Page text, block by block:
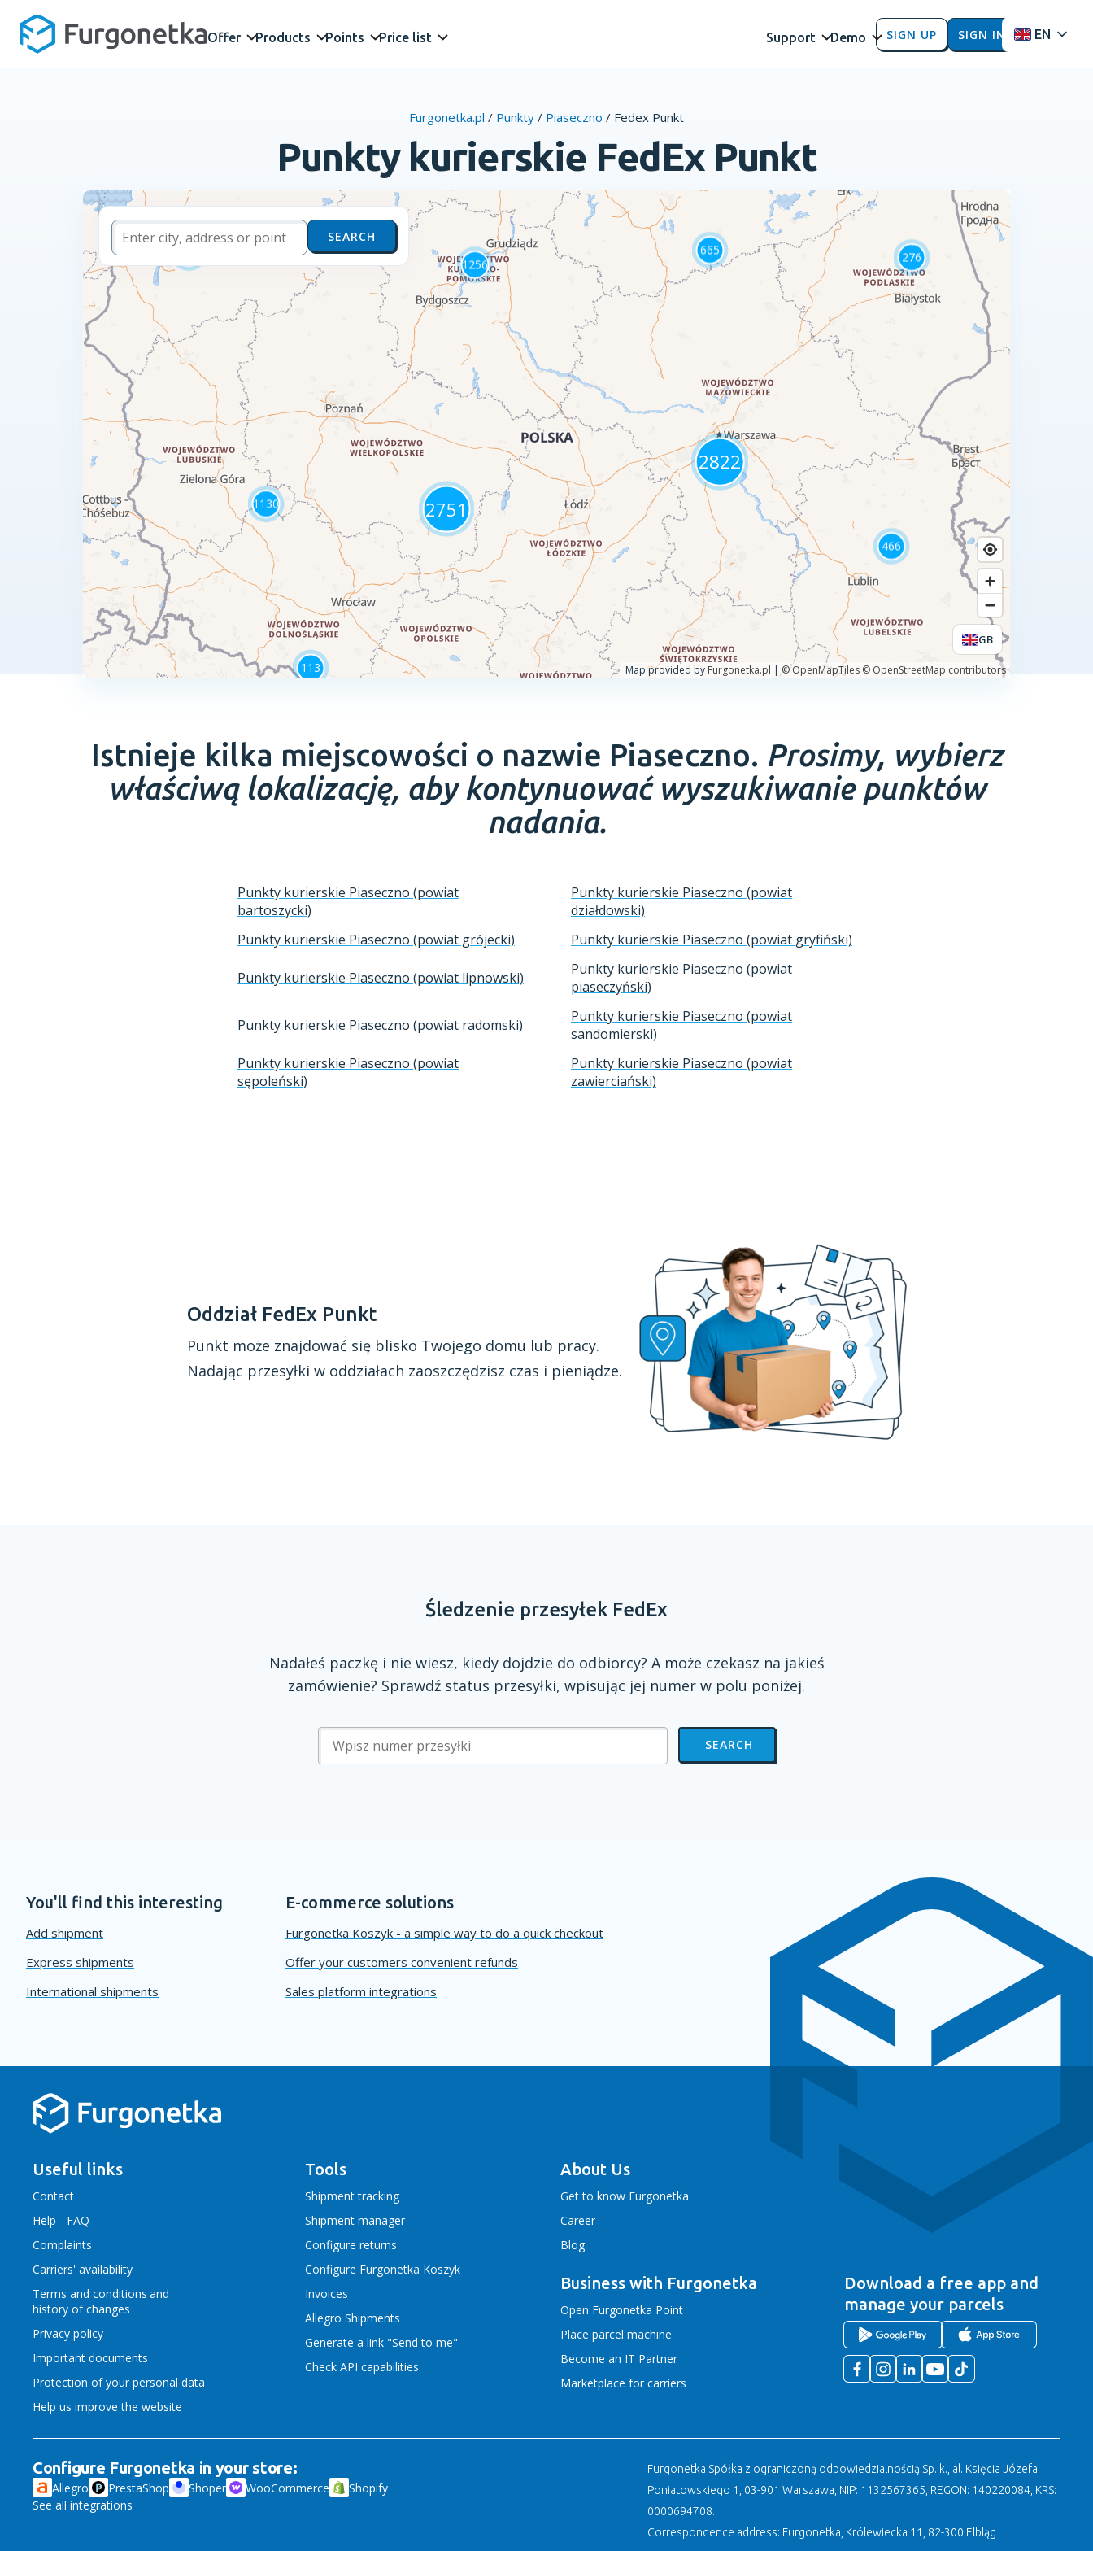
Offer Products Points Price list Support Demo SIGN UP SIGN IN EN
Furgonetka.pl / Punkty / Piaseczno / Fedex Punkt
Punkty kurierskie FedEx Punkt
Istnieje kilka miejscowości o nazwie Piaseczno. Prosimy, wybierz
właściwą lokalizację, aby kontynuować wyszukiwanie punktów
nadania.
Punkty kurierskie Piaseczno (powiat
bartoszycki)
Punkty kurierskie Piaseczno (powiat
działdowski)
Punkty kurierskie Piaseczno (powiat grójecki)
Punkty kurierskie Piaseczno (powiat gryfiński)
Punkty kurierskie Piaseczno (powiat lipnowski)
Punkty kurierskie Piaseczno (powiat
piaseczyński)
Punkty kurierskie Piaseczno (powiat radomski)
Punkty kurierskie Piaseczno (powiat
sandomierski)
Punkty kurierskie Piaseczno (powiat
sępoleński)
Punkty kurierskie Piaseczno (powiat
zawierciański)
Oddział FedEx Punkt
Punkt może znajdować się blisko Twojego domu lub pracy.
Nadając przesyłki w oddziałach zaoszczędzisz czas i pieniądze.
Śledzenie przesyłek FedEx
Nadałeś paczkę i nie wiesz, kiedy dojdzie do odbiorcy? A może czekasz na jakieś
zamówienie? Sprawdź status przesyłki, wpisując jej numer w polu poniżej.
SEARCH
You'll find this interesting
Add shipment
Express shipments
International shipments
E-commerce solutions
Furgonetka Koszyk - a simple way to do a quick checkout
Offer your customers convenient refunds
Sales platform integrations
Useful links
Contact
Help - FAQ
Complaints
Carriers' availability
Terms and conditions and
history of changes
Privacy policy
Important documents
Protection of your personal data
Help us improve the website
Tools
Shipment tracking
Shipment manager
Configure returns
Configure Furgonetka Koszyk
Invoices
Allegro Shipments
Generate a link "Send to me"
Check API capabilities
About Us
Get to know Furgonetka
Career
Blog
Business with Furgonetka
Open Furgonetka Point
Place parcel machine
Become an IT Partner
Marketplace for carriers
Download a free app and
manage your parcels
Configure Furgonetka in your store:
Allegro PrestaShop Shoper WooCommerce
Shopify
See all integrations
Furgonetka Spółka z ograniczoną odpowiedzialnością Sp. k., al. Księcia Józefa
Poniatowskiego 1, 03-901 Warszawa, NIP: 1132567365, REGON: 140220084, KRS:
0000694708.
Correspondence address: Furgonetka, Królewiecka 11, 82-300 Elbląg